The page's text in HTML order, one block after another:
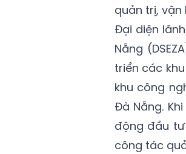
quản trị, vận
Đại diện
Nẵng
triển các
khu công
Đà Nẵng.
động đầu
công tác